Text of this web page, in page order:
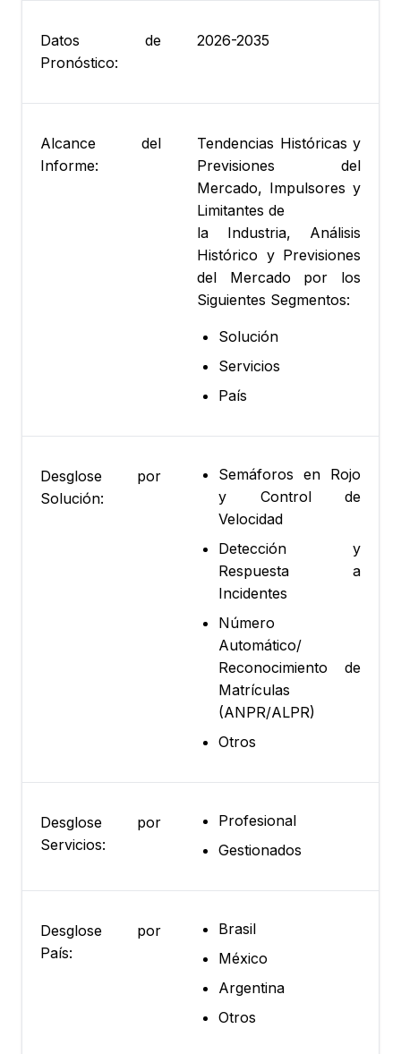
Datos de
Pronóstico:
2026-2035
Alcance del
Informe:
Tendencias Históricas y
Previsiones del
Mercado, Impulsores y
Limitantes de
la Industria, Análisis
Histórico y Previsiones
del Mercado por los
Siguientes Segmentos:
Solución
Servicios
País
Desglose por
Solución:
Semáforos en Rojo
y Control de
Velocidad
Detección y
Respuesta a
Incidentes
Número
Automático/
Reconocimiento de
Matrículas
(ANPR/ALPR)
Otros
Desglose por
Servicios:
Profesional
Gestionados
Desglose por
País:
Brasil
México
Argentina
Otros